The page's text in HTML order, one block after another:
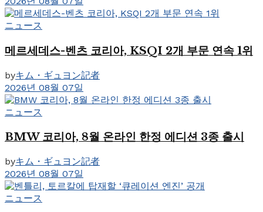
ニュース
메르세데스-벤츠 코리아, KSQI 2개 부문 연속 1위
byキム・ギュヨン記者
2026년 08월 07일
ニュース
BMW 코리아, 8월 온라인 한정 에디션 3종 출시
byキム・ギュヨン記者
2026년 08월 07일
ニュース